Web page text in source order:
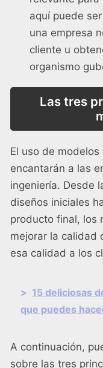
aquí puede
una empresa
cliente u
organismo
Las tres
El uso de
encantarán a las
ingeniería. Desde
diseños iniciales
producto final, los
mejorar la calidad
esa calidad a los
> 15 deliciosas
que puedes
A continuación,
sobre las tres